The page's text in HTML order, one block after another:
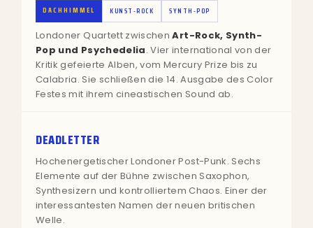
DACHHIMMEL KUNST-ROCK SYNTH-POP
Londoner Quartett zwischenArt-Rock, Synth-
Pop und Psychedelia. Vier international von der
Kritik gefeierte Alben, vom Mercury Prize bis zu
Calabria. Sie schließen die 14. Ausgabe des Color
Festes mit ihrem cineastischen Sound ab.
DEADLETTER
Hochenergetischer Londoner Post-Punk. Sechs
Elemente auf der Bühne zwischen Saxophon,
Synthesizern und kontrolliertem Chaos. Einer der
interessantesten Namen der neuen britischen
Welle.